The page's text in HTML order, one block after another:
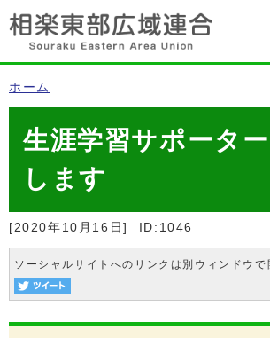
ホーム
生涯学習サポータ
します
[2020年10月16日] ID:1046
ソーシャルサイトへのリンクは別ウィンドウで